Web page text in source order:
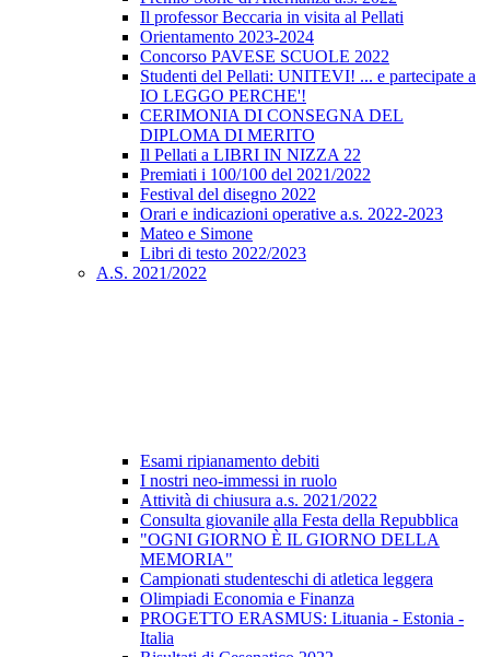
Il professor Beccaria in visita al Pellati
Orientamento 2023-2024
Concorso PAVESE SCUOLE 2022
Studenti del Pellati: UNITEVI! ... e partecipate a
IO LEGGO PERCHE'!
CERIMONIA DI CONSEGNA DEL
DIPLOMA DI MERITO
Il Pellati a LIBRI IN NIZZA 22
Premiati i 100/100 del 2021/2022
Festival del disegno 2022
Orari e indicazioni operative a.s. 2022-2023
Mateo e Simone
Libri di testo 2022/2023
A.S. 2021/2022
Esami ripianamento debiti
I nostri neo-immessi in ruolo
Attività di chiusura a.s. 2021/2022
Consulta giovanile alla Festa della Repubblica
"OGNI GIORNO È IL GIORNO DELLA
MEMORIA"
Campionati studenteschi di atletica leggera
Olimpiadi Economia e Finanza
PROGETTO ERASMUS: Lituania - Estonia -
Italia